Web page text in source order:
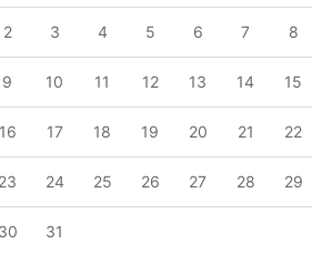
2 3 4 5 6 7 8
9 10 11 12 13 14 15
17 18 19 20 21 22
24 25 26 27 28 29
31